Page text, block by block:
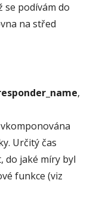
se podívám do
na střed
,
Určitý čas
do jaké míry byl
funkce (viz